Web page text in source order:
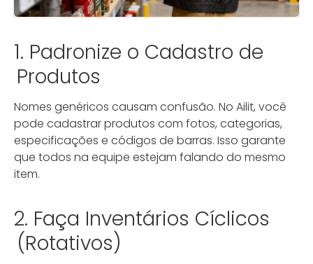
1. Padronize o Cadastro de
Produtos
Nomes genéricos causam confusão. No Ailit, você
pode cadastrar produtos com fotos, categorias,
especificações e códigos de barras. Isso garante
que todos na equipe estejam falando do mesmo
item.
2. Faça Inventários Cíclicos
(Rotativos)